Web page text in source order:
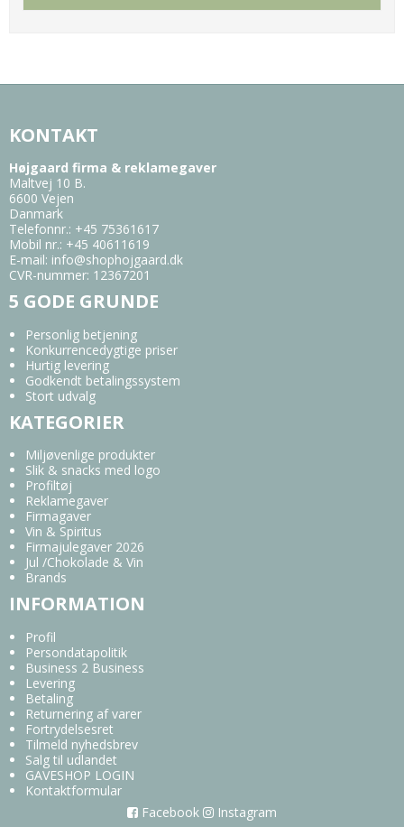
KONTAKT
Højgaard firma & reklamegaver
Maltvej 10 B.
6600 Vejen
Danmark
Telefonnr.: +45 75361617
Mobil nr.: +45 40611619
E-mail: info@shophojgaard.dk
CVR-nummer: 12367201
5 GODE GRUNDE
Personlig betjening
Konkurrencedygtige priser
Hurtig levering
Godkendt betalingssystem
Stort udvalg
KATEGORIER
Miljøvenlige produkter
Slik & snacks med logo
Profiltøj
Reklamegaver
Firmagaver
Vin & Spiritus
Firmajulegaver 2026
Jul /Chokolade & Vin
Brands
INFORMATION
Profil
Persondatapolitik
Business 2 Business
Levering
Betaling
Returnering af varer
Fortrydelsesret
Tilmeld nyhedsbrev
Salg til udlandet
GAVESHOP LOGIN
Kontaktformular
Facebook
Instagram